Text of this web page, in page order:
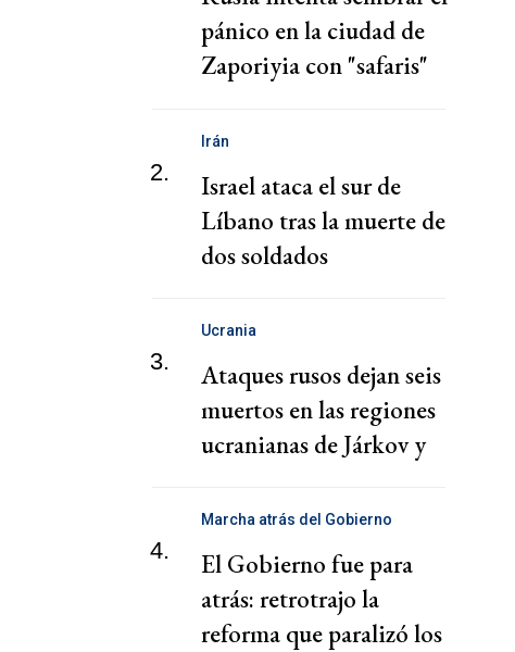
pánico en la ciudad de
Zaporiyia con "safaris"
2.
Irán
Israel ataca el sur de
Líbano tras la muerte de
dos soldados
3.
Ucrania
Ataques rusos dejan seis
muertos en las regiones
ucranianas de Járkov y
4.
Marcha atrás del Gobierno
El Gobierno fue para
atrás: retrotrajo la
reforma que paralizó los